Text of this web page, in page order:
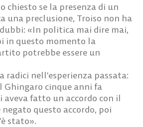
chiesto se la presenza di un
una preclusione, Troiso non ha
«In politica mai dire mai,
in questo momento la
potrebbe essere un
radici nell’esperienza passata:
Ghingaro cinque anni fa
aveva fatto un accordo con il
negato questo accordo, poi
stato».